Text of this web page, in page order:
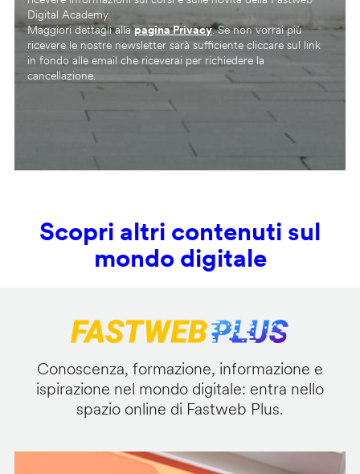
Digital Academy.
Maggiori dettagli allapagina Privacy. Se non vorrai più
ricevere le nostre newsletter sarà sufficiente cliccare sul link
in fondo alle email che riceverai per richiedere la
cancellazione.
Scopri altri contenuti sul
mondo digitale
Conoscenza, formazione, informazione e
ispirazione nel mondo digitale: entra nello
spazio online di Fastweb Plus.